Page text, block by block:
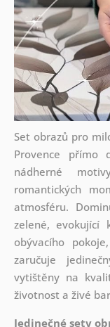
Set obrazů pro
Provence přímo
nádherné
romantických
atmosféru.
zelené, evokující
obývacího
zaručuje
vytištěny na
životnost a živé
Jedinečné sety